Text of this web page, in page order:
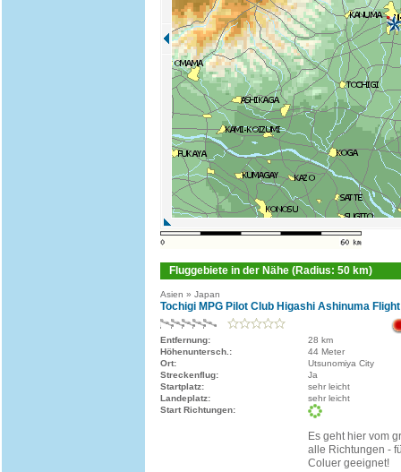
Fluggebiete in der Nähe (Radius: 50 km)
Asien » Japan
Tochigi MPG Pilot Club Higashi Ashinuma
Entfernung:
28 km
Höhenuntersch.:
44 Meter
Ort:
Utsunomiya City
Streckenflug:
Ja
Startplatz:
sehr leicht
Landeplatz:
sehr leicht
Start Richtungen:
Es geht hier vom
alle Richtungen -
Coluer geeignet!